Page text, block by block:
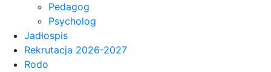
Pedagog
Psycholog
Jadłospis
Rekrutacja 2026-2027
Rodo